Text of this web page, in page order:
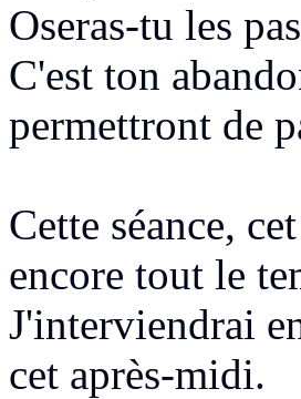
Oseras-tu les
C'est ton
permettront de
Cette séance, ce
encore tout le
J'interviendrai
cet après-midi.